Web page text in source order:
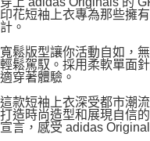
印花短袖上衣專為那些擁
計。
寬鬆版型讓你活動自如，
輕鬆駕馭。採用柔軟單面
適穿著體驗。
這款短袖上衣深受都市潮
打造時尚造型和展現自信
宣言，感受 adidas